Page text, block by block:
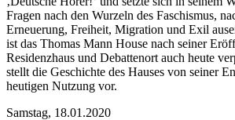
Fragen nach den Wurzeln des Faschismus,
Erneuerung, Freiheit, Migration und Exil
ist das Thomas Mann House nach seiner
Residenzhaus und Debattenort auch heute
stellt die Geschichte des Hauses von seiner
heutigen Nutzung vor.
Samstag, 18.01.2020